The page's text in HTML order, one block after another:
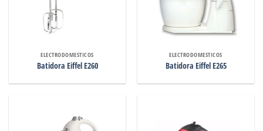
ELECTRODOMESTICOS
Batidora Eiffel E260
ELECTRODOMESTICOS
Batidora Eiffel E265